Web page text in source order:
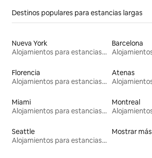
Destinos populares para estancias largas
Nueva York
Alojamientos para estancias largas
Barcelona
Florencia
Alojamientos para estancias largas
Atenas
Miami
Alojamientos para estancias largas
Montreal
Seattle
Alojamientos para estancias largas
Mostrar más